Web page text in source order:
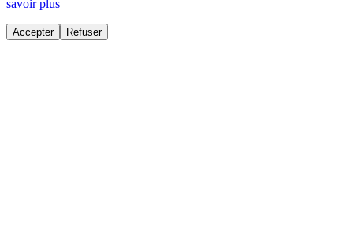
savoir plus
Accepter Refuser